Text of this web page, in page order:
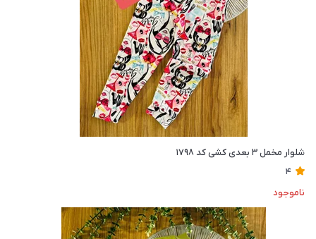
شلوار مخمل ۳ بعدی کشی کد ۱۷۹۸
4
ناموجود